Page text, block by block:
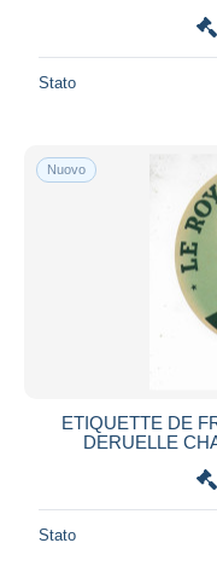
Stato
Nuovo
ETIQUETTE DE
DERUELLE
Stato